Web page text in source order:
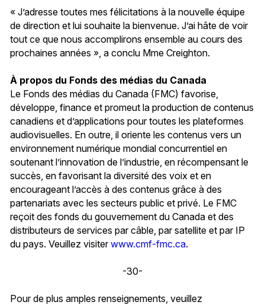
« J’adresse toutes mes félicitations à la nouvelle équipe
de direction et lui souhaite la bienvenue. J’ai hâte de voir
tout ce que nous accomplirons ensemble au cours des
prochaines années », a conclu Mme Creighton.
À propos du Fonds des médias du Canada
Le Fonds des médias du Canada (FMC) favorise,
développe, finance et promeut la production de contenus
canadiens et d’applications pour toutes les plateformes
audiovisuelles. En outre, il oriente les contenus vers un
environnement numérique mondial concurrentiel en
soutenant l’innovation de l’industrie, en récompensant le
succès, en favorisant la diversité des voix et en
encourageant l’accès à des contenus grâce à des
partenariats avec les secteurs public et privé. Le FMC
reçoit des fonds du gouvernement du Canada et des
distributeurs de services par câble, par satellite et par IP
du pays. Veuillez visiterwww.cmf-fmc.ca.
-30-
Pour de plus amples renseignements, veuillez